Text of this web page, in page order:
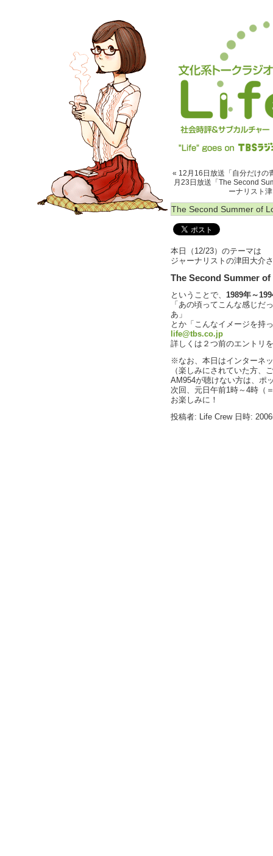
« 12月16日放送「自分だけ
月23日放送「The Second
ーナリスト
The Second Summer of
本日（12/23）のテーマは
ジャーナリストの津田大介
The Second Summer
ということで、 1989年～
「あの頃ってこんな感じだ
あ」
とか「こんなイメージを持
life@tbs.co.jp
詳しくは２つ前のエントリ
※なお、本日はインターネ
（楽しみにされていた方、
AM954が聴けない方は、ポ
次回、元日午前1時～4時（
お楽しみに！
投稿者: Life Crew 日時: